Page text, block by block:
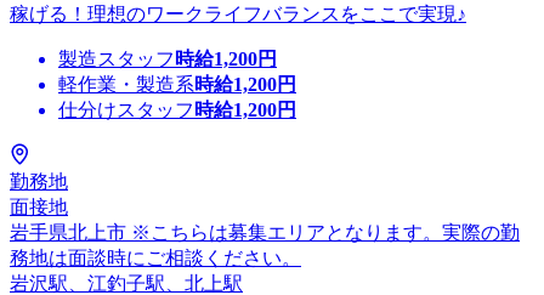
稼げる！理想のワークライフバランスをここで実現♪
製造スタッフ 時給1,200円
軽作業・製造系時給1,200円
仕分けスタッフ 時給1,200円
勤務地
面接地
岩手県北上市 ※こちらは募集エリアとなります。実際の勤
務地は面談時にご相談ください。
岩沢駅、江釣子駅、北上駅